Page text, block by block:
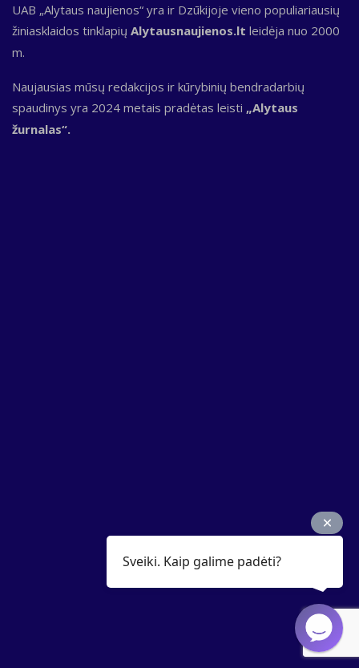
UAB „Alytaus naujienos“ yra ir Dzūkijoje vieno populiariausių
žiniasklaidos tinklapių Alytausnaujienos.lt leidėja nuo 2000
m.
Naujausias mūsų redakcijos ir kūrybinių bendradarbių
spaudinys yra 2024 metais pradėtas leisti „Alytaus
žurnalas“.
Sveiki. Kaip galime padėti?